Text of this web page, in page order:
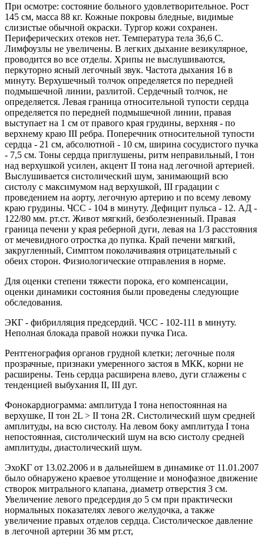
При осмотре: состояние больного удовлетворительное. Рост
145 см, масса 88 кг. Кожные покровы бледные, видимые
слизистые обычной окраски. Тургор кожи сохранен.
Периферических отеков нет. Температура тела 36,6 С.
Лимфоузлы не увеличены. В легких дыхание везикулярное,
проводится во все отделы. Хрипы не выслушиваются,
перкуторно ясный легочный звук. Частота дыхания 16 в
минуту. Верхушечный толчок определяется по передней
подмышечной линии, разлитой. Сердечный толчок, не
определяется. Левая граница относительной тупости сердца
определяется по передней подмышечной линии, правая
выступает на 1 см от правого края грудины, верхняя - по
верхнему краю ІІI ребра. Поперечник относительной тупости
сердца - 21 см, абсолютной - 10 см, ширина сосудистого пучка
- 7,5 см. Тоны сердца приглушены, ритм неправильный, I тон
над верхушкой усилен, акцент II тона над легочной артерией.
Выслушивается систолический шум, занимающий всю
систолу с максимумом над верхушкой, III градации с
проведением на аорту, легочную артерию и по всему левому
краю грудины. ЧСС - 104 в минуту. Дефицит пульса - 12. АД -
122/80 мм. рт.ст. Живот мягкий, безболезненный. Правая
граница печени у края реберной дуги, левая на 1/3 расстояния
от мечевидного отростка до пупка. Край печени мягкий,
закругленный, Симптом поколачиваяия отрицательный с
обеих сторон. Физиологические отправления в норме.
Для оценки степени тяжести порока, его компенсации,
оценки динамики состояния были проведены следующие
обследования.
ЭКГ - фибрилляция предсердий. ЧСС - 102-111 в минуту.
Неполная блокада правой ножки пучка Гиса.
Рентгенография органов грудной клетки; легочные поля
прозрачные, признаки умеренного застоя в МКК, корни не
расширены. Тень сердца расширена влево, дуги сглажены с
тенденцией выбухания II, III дуг.
Фонокардиограмма: амплитуда I тона непостоянная на
верхушке, II тон 2L > II тона 2R. Систолический шум средней
амплитуды, на всю систолу. На левом боку амплитуда I тона
непостоянная, систолический шум на всю систолу средней
амплитуды, диастолический шум.
ЭхоКГ от 13.02.2006 и в дальнейшем в динамике от 11.01.2007
было обнаружено краевое утолщение и монофазное движение
створок митрального клапана, диаметр отверстия 3 см.
Увеличение левого предсердия до 5 см при практически
нормальных показателях левого желудочка, а также
увеличение правых отделов сердца. Систолическое давление
в легочной артерии 36 мм рт.ст,